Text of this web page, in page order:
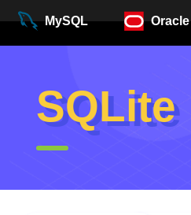
MySQL Oracle
SQLite